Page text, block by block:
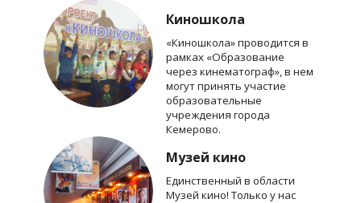
Киношкола
«Киношкола» проводится в
рамках «Образование
через кинематограф», в нем
могут принять участие
образовательные
учреждения города
Кемерово.
Музей кино
Единственный в области
Музей кино! Только у нас